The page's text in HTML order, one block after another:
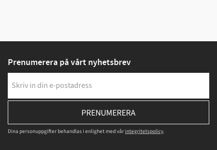
Prenumerera på vårt nyhetsbrev
PRENUMERERA
Dina personuppgifter behandlas i enlighet med vår integritetspolicy.